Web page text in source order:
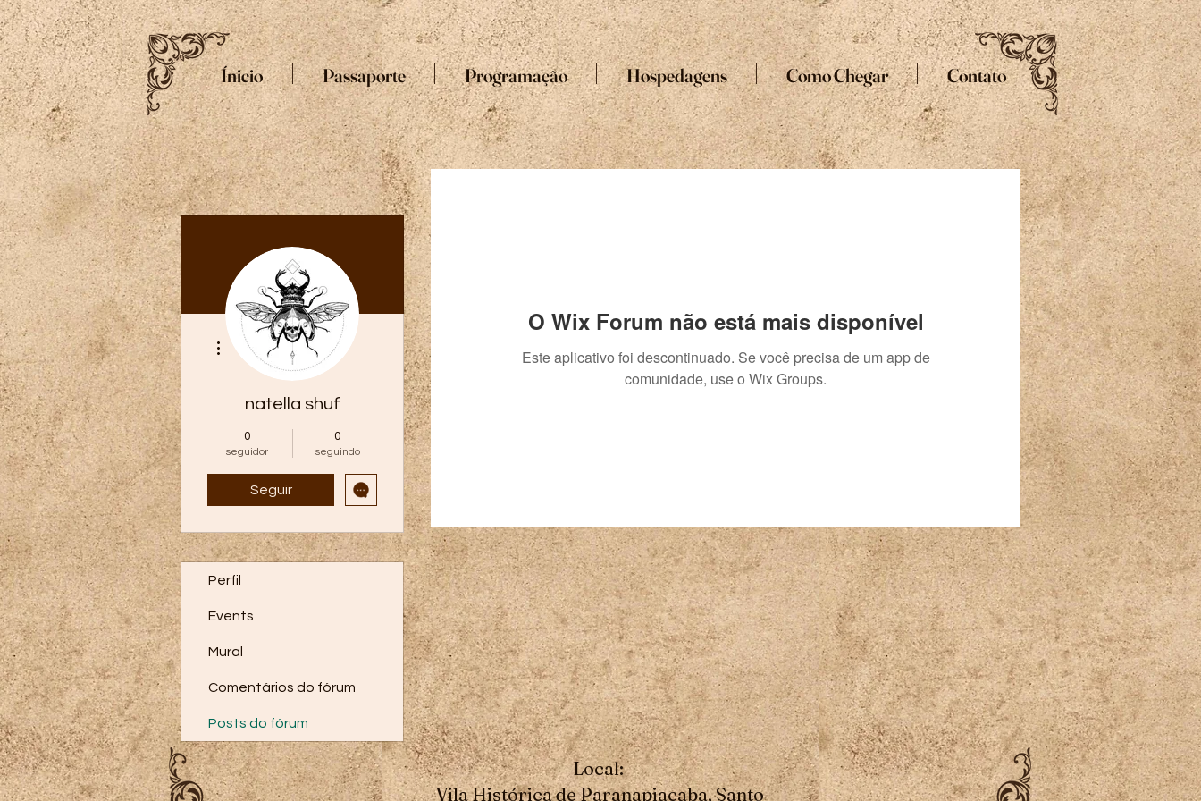
Ínicio Passaporte Programação Hospedagens Como Chegar Contato
O Wix Forum não está mais disponível
Este aplicativo foi descontinuado. Se você precisa de um app de
comunidade, use o Wix Groups.
natella shuf
0
seguidor
0
seguindo
Seguir
Mais ações
Perfil
Events
Mural
Comentários do fórum
Posts do fórum
Local:
Vila Histórica de Paranapiacaba, Santo